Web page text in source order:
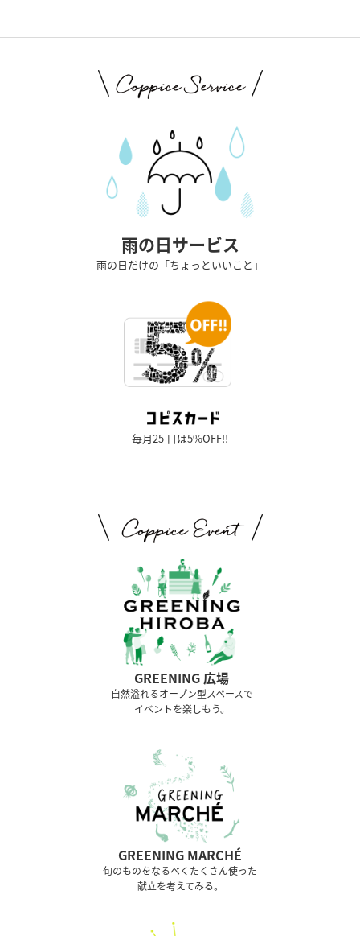
雨の日サービス
雨の日だけの「ちょっといいこと」
毎月25 日は5%OFF!!
GREENING 広場
⾃然溢れるオープン型スペースで
イベントを楽しもう。
GREENING MARCHÉ
旬のものをなるべくたくさん使った
献立を考えてみる。